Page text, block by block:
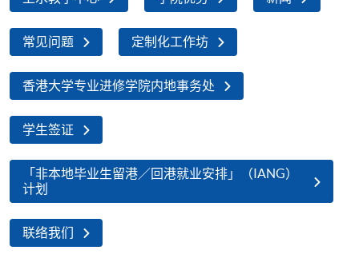
常见问题 定制化工作坊
香港大学专业进修学院内地事务处
学生签证
「非本地毕业生留港／回港就业安排」（IANG）
计划
联络我们